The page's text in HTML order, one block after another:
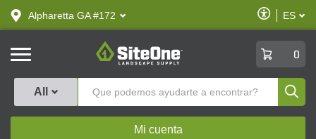
text.skipToContent
text.skipToNavigation
Alpharetta GA #172
Habilitar
ES
SiteOne
0
All
Mi cuenta